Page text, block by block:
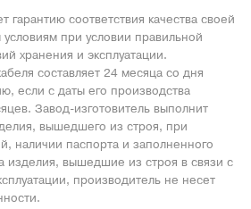
гарантию соответствия качества своей
при условии правильной
хранения и эксплуатации.
составляет 24 месяца со дня
если с даты его производства
Завод-изготовитель выполнит
вышедшего из строя, при
наличии паспорта и заполненного
изделия, вышедшие из строя в связи с
производитель не несет